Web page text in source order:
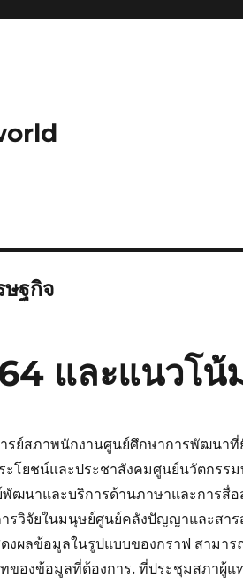
ษฐกิจ
และแนวโน้
รย์สภาพนักงานศูนย์ศึกษาการพัฒนาที่
ะโยชน์และประชาสังคมศูนย์นวัตกรร
พัฒนาและบริการด้านภาษาและการสื่
ารวิจัยในมนุษย์ศูนย์คลังปัญญาและสา
ดงผลข้อมูลในรูปแบบของกราฟ สามา
ของข้อมูลที่ต้องการ. ที่ประชุมสภาผู้